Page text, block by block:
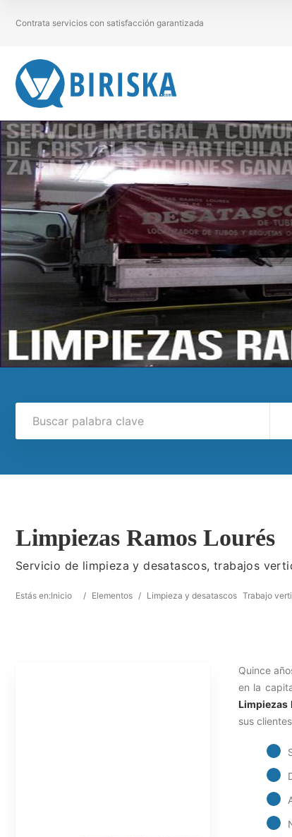
Contrata servicios con satisfacción garantizada
Limpiezas Ramos Lourés
Servicio de limpieza y desatascos, trabajos
Estás en:Inicio / Elementos / Limpieza y desatascos Trabajo
Quince
en la
Limpiezas
sus